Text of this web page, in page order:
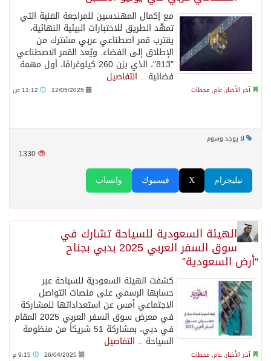
مع إكمال المهندسين للمراجعة الفنية التي
تمهّد الطريق للاختبارات البيئية النهائية،
يقترب قمر اصطناعي عربي مشترك من
الإطلاق إلى الفضاء. ويُعد القمر الاصطناعي
"813"، الذي يزن 260 كيلوغرامًا، أول مهمة
فضائية .. التفاصيل
آخر الأخبار, عام, محطات 12/05/2025
لا يوجد وسوم
1330
واتساب فيسبوك X تيليجرام
الهيئة السعودية للسياحة تشارك في
سوق السفر العربي 2025 بدبي بجناح
“أرض السعودية”
كشفت الهيئة السعودية للسياحة عبر
حسابها الرسمي على منصات التواصل
الاجتماعي أمس عن استعداداتها للمشاركة
في معرض سوق السفر العربي 2025 المقام
في دبي، بمشاركة 51 شريكاً من منظومة
السياحة .. التفاصيل
آخر الأخبار, عام, محطات 26/04/2025